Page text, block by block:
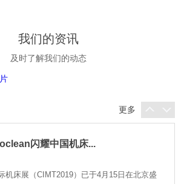
我们的资讯
及时了解我们的动态
产品获沈阳市职工技术...
会、沈阳市经济和信息化委员会、沈阳市科
闪耀中国机床...
机床展（CIMT2019）已于4月15日在北京盛
更多